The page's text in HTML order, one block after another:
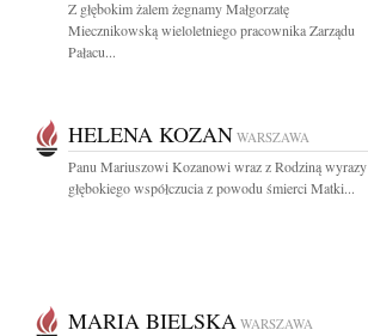
Z głębokim żalem żegnamy Małgorzatę
Miecznikowską wieloletniego pracownika Zarządu
Pałacu...
HELENA KOZAN WARSZAWA
Panu Mariuszowi Kozanowi wraz z Rodziną wyrazy
głębokiego współczucia z powodu śmierci Matki...
MARIA BIELSKA WARSZAWA